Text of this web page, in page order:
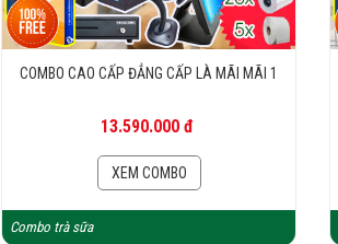
COMBO CAO CẤP ĐẲNG CẤP LÀ MÃI MÃI 1
13.590.000 đ
XEM COMBO
Combo trà sữa